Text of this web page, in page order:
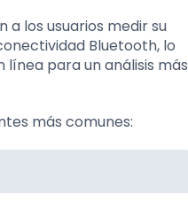
los usuarios medir su
Bluetooth, lo
para un análisis más
más comunes: